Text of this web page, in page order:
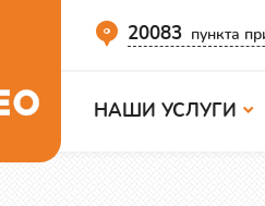
20083 пункта
НАШИ УСЛУГИ